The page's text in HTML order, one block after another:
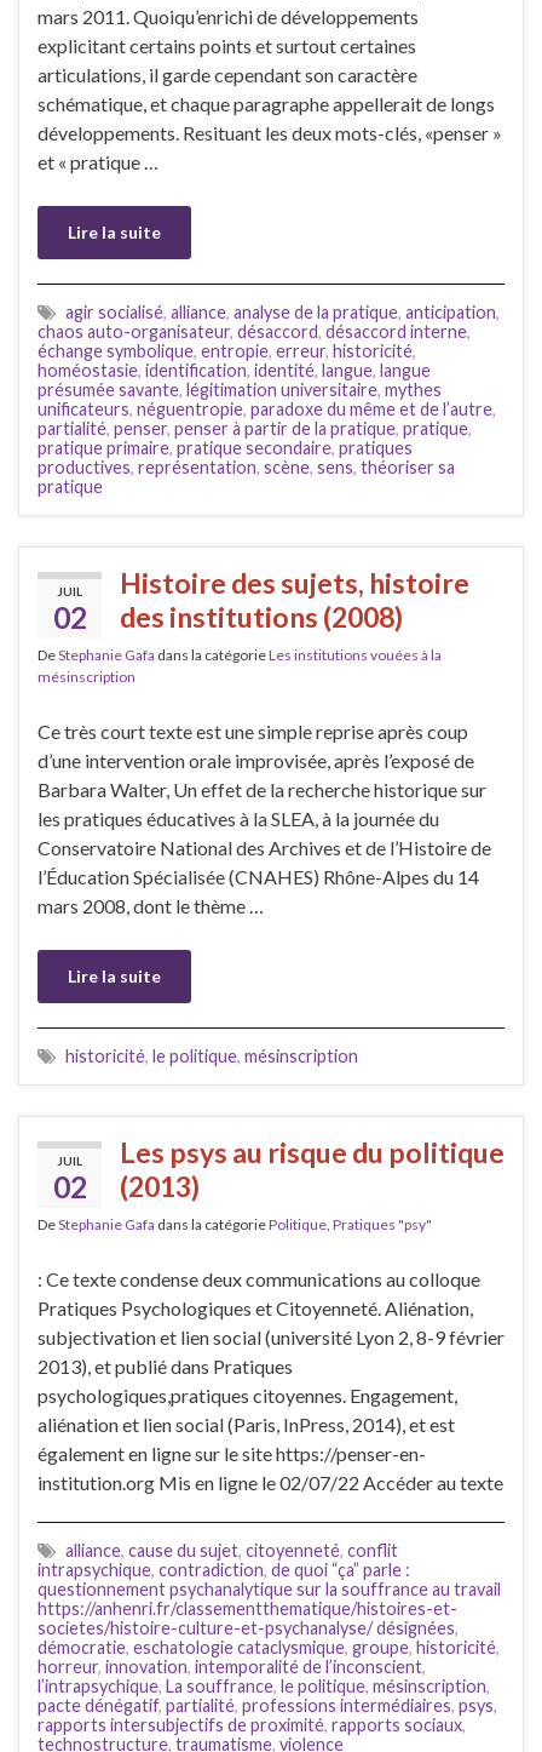
mars 2011. Quoiqu’enrichi de développements
explicitant certains points et surtout certaines
articulations, il garde cependant son caractère
schématique, et chaque paragraphe appellerait de longs
développements. Resituant les deux mots-clés, «penser »
et « pratique …
Lire la suite
agir socialisé, alliance, analyse de la pratique, anticipation,
chaos auto-organisateur, désaccord, désaccord interne,
échange symbolique, entropie, erreur, historicité,
homéostasie, identification, identité, langue, langue
présumée savante, légitimation universitaire, mythes
unificateurs, néguentropie, paradoxe du même et de l’autre,
partialité, penser, penser à partir de la pratique, pratique,
pratique primaire, pratique secondaire, pratiques
productives, représentation, scène, sens, théoriser sa
pratique
JUIL
02
Histoire des sujets, histoire
des institutions (2008)
DeStephanie Gafa dans la catégorieLes institutions vouées à la
mésinscription
Ce très court texte est une simple reprise après coup
d’une intervention orale improvisée, après l’exposé de
Barbara Walter, Un effet de la recherche historique sur
les pratiques éducatives à la SLEA, à la journée du
Conservatoire National des Archives et de l’Histoire de
l’Éducation Spécialisée (CNAHES) Rhône-Alpes du 14
mars 2008, dont le thème …
Lire la suite
historicité, le politique, mésinscription
JUIL
02
Les psys au risque du politique
(2013)
DeStephanie Gafa dans la catégoriePolitique Pratiques "psy"
: Ce texte condense deux communications au colloque
Pratiques Psychologiques et Citoyenneté. Aliénation,
subjectivation et lien social (université Lyon 2, 8-9 février
2013), et publié dans Pratiques
psychologiques,pratiques citoyennes. Engagement,
aliénation et lien social (Paris, InPress, 2014), et est
également en ligne sur le site https://penser-en-
institution.org Mis en ligne le 02/07/22 Accéder au texte
alliance, cause du sujet, citoyenneté, conflit
intrapsychique, contradiction, de quoi “ça” parle :
questionnement psychanalytique sur la souffrance au travail
https://anhenri.fr/classementthematique/histoires-et-
societes/histoire-culture-et-psychanalyse/ désignées,
démocratie, eschatologie cataclysmique, groupe, historicité,
horreur, innovation, intemporalité de l’inconscient,
l’intrapsychique, La souffrance, le politique, mésinscription,
pacte dénégatif, partialité, professions intermédiaires, psys,
rapports intersubjectifs de proximité, rapports sociaux,
technostructure, traumatisme, violence